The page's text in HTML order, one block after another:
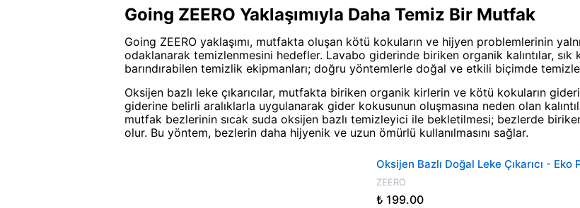
Going ZEERO Yaklaşımıyla Daha Temiz Bir Mutfak
Going ZEERO yaklaşımı, mutfakta oluşan kötü kokuların ve hijyen problemlerinin
odaklanarak temizlenmesini hedefler. Lavabo giderinde biriken organik kalıntılar,
barındırabilen temizlik ekipmanları; doğru yöntemlerle doğal ve etkili biçimde
Oksijen bazlı leke çıkarıcılar, mutfakta biriken organik kirlerin ve kötü kokuların
giderine belirli aralıklarla uygulanarak gider kokusunun oluşmasına neden olan
mutfak bezlerinin sıcak suda oksijen bazlı temizleyici ile bekletilmesi; bezlerde
olur. Bu yöntem, bezlerin daha hijyenik ve uzun ömürlü kullanılmasını sağlar.
Oksijen Bazlı Doğal Leke Çıkarıcı - Eko
ZEERO
₺ 199.00